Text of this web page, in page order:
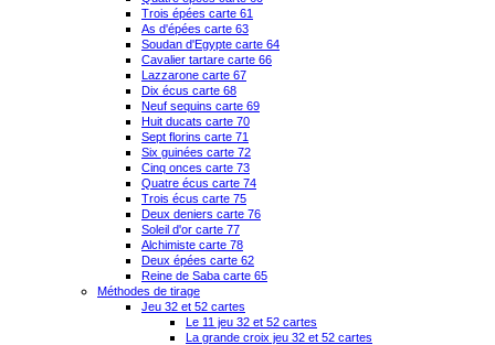
Trois épées carte 61
As d'épées carte 63
Soudan d'Egypte carte 64
Cavalier tartare carte 66
Lazzarone carte 67
Dix écus carte 68
Neuf sequins carte 69
Huit ducats carte 70
Sept florins carte 71
Six guinées carte 72
Cinq onces carte 73
Quatre écus carte 74
Trois écus carte 75
Deux deniers carte 76
Soleil d'or carte 77
Alchimiste carte 78
Deux épées carte 62
Reine de Saba carte 65
Méthodes de tirage
Jeu 32 et 52 cartes
Le 11 jeu 32 et 52 cartes
La grande croix jeu 32 et 52 cartes